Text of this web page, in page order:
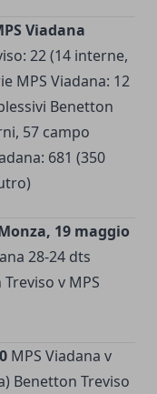
Viadana
22 (14 interne,
MPS Viadana: 12
Benetton
57 campo
681 (350
19 maggio
28-24 dts
v MPS
MPS Viadana v
Benetton Treviso